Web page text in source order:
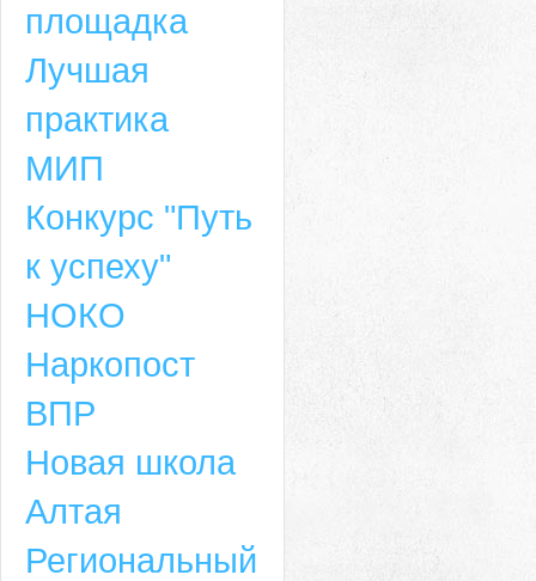
площадка
Лучшая
практика
МИП
Конкурс "Путь
к успеху"
НОКО
Наркопост
ВПР
Новая школа
Алтая
Региональный